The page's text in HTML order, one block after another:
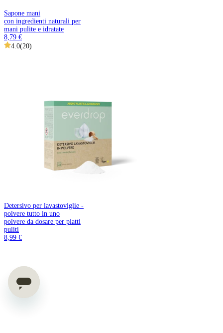
Sapone mani
con ingredienti naturali per
mani pulite e idratate
8,79 €
4.0(20)
Detersivo per lavastoviglie -
polvere tutto in uno
polvere da dosare per piatti
puliti
8,99 €